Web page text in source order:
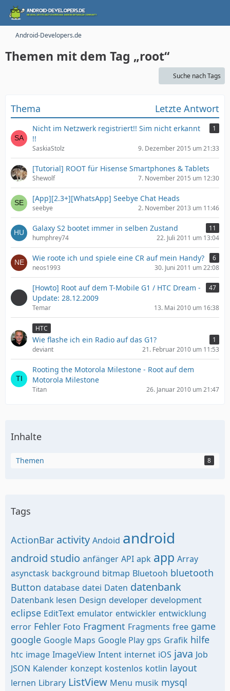
Android-Developers.de
Themen mit dem Tag „root“
Suche nach Tags
Thema Letzte Antwort
Nicht im Netzwerk registriert!! Sim nicht erkannt
!!
1
SaskiaStolz 9. Dezember 2015 um 21:33
[Tutorial] ROOT für Hisense Smartphones & Tablets
Shewolf 7. November 2015 um 12:30
[App][2.3+][WhatsApp] Seebye Chat Heads
seebye 2. November 2013 um 11:46
Galaxy S2 bootet immer in selben Zustand
11
humphrey74
22. Juli 2011 um 13:04
Wie roote ich und spiele eine CR auf mein Handy?
6
neos1993
30. Juni 2011 um 22:08
[Howto] Root auf dem T-Mobile G1 / HTC Dream -
Update: 28.12.2009
47
Temar 13. Mai 2010 um 16:38
HTC
Wie flashe ich ein Radio auf das G1?
1
deviant
21. Februar 2010 um 11:53
Rooting the Motorola Milestone - Root auf dem
Motorola Milestone
Titan 26. Januar 2010 um 21:47
Inhalte
Themen 8
Tags
ActionBar activity Andoid android
android studio anfänger API apk app Array
asynctask background bitmap Bluetooh bluetooth
Button database datei Daten datenbank
Datenbank lesen Design developer development
eclipse EditText emulator entwickler entwicklung
error Fehler Foto Fragment Fragments free game
google Google Maps Google Play gps Grafik hilfe
htc image ImageView Intent internet iOS java Job
JSON Kalender konzept kostenlos kotlin layout
lernen Library ListView Menu musik mysql